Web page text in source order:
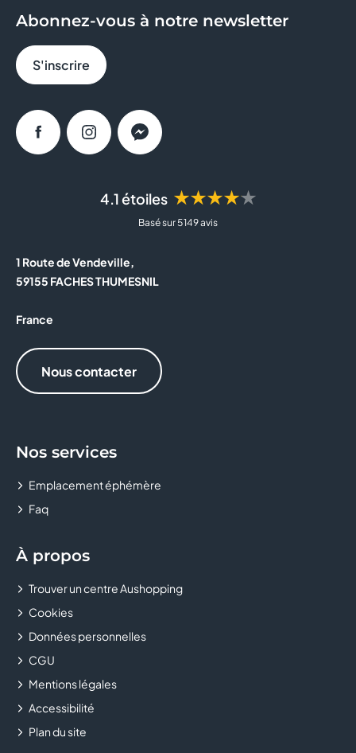
4.1 étoiles ★★★★★
Basé sur 5 149 avis
1 Route de Vendeville,
59155 FACHES THUMESNIL
France
Nous contacter
Nos services
Emplacement éphémère
Faq
À propos
Trouver un centre Aushopping
Cookies
Données personnelles
CGU
Mentions légales
Accessibilité
Plan du site
Abonnez-vous à notre newsletter
S'inscrire
FacebookInstagramMessenger